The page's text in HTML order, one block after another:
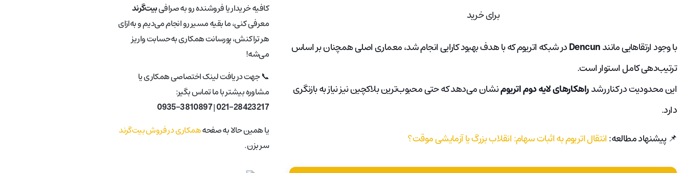
با وجود ارتقاهایی مانندDencunدر شبکه اتریوم که با هدف بهبود کارایی انجام شد، معماری اصلی همچنان بر اساس
ترتیب‌دهی کامل استوار است.
این محدودیت در کنار رشدراهکارهای لایه دوم اتریومنشان می‌دهد که حتی محبوب‌ترین بلاکچین نیز نیاز به بازنگری
دارد.
📌 پیشنهاد مطالعه:انتقال اتریوم به اثبات سهام: انقلاب بزرگ یا آزمایشی موقت؟
کافیه خریدار یا فروشنده رو به صرافیبیت‌گرند
معرفی کنی، ما بقیه مسیر رو انجام می‌دیم و به‌ازای
هر تراکنش، پورسانت همکاری به‌حسابت واریز
می‌شه!
📞 جهت دریافت لینک اختصاصی همکاری یا
مشاوره بیشتر با ما تماس بگیر:
021-28423217
|
0935-3810897
یا همین حالا به صفحههمکاری در فروش بیت‌گرند
سر بزن.